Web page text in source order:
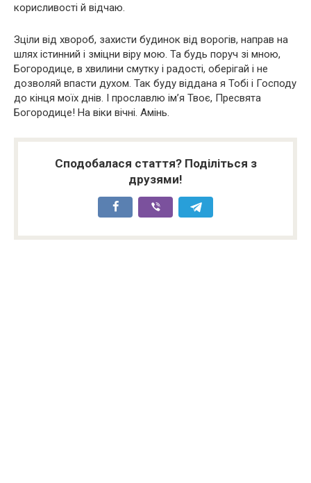
корисливості й відчаю.
Зціли від хвороб, захисти будинок від ворогів, направ на
шлях істинний і зміцни віру мою. Та будь поруч зі мною,
Богородице, в хвилини смутку і радості, оберігай і не
дозволяй впасти духом. Так буду віддана я Тобі і Господу
до кінця моїх днів. І прославлю ім’я Твоє, Пресвята
Богородице! На віки вічні. Амінь.
Сподобалася стаття? Поділіться з
друзями!